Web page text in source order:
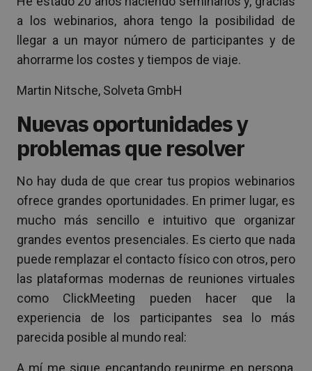
a los webinarios, ahora tengo la posibilidad de
llegar a un mayor número de participantes y de
ahorrarme los costes y tiempos de viaje.
Martin Nitsche, Solveta GmbH
Nuevas oportunidades y
problemas que resolver
No hay duda de que crear tus propios webinarios
ofrece grandes oportunidades. En primer lugar, es
mucho más sencillo e intuitivo que organizar
grandes eventos presenciales. Es cierto que nada
puede remplazar el contacto físico con otros, pero
las plataformas modernas de reuniones virtuales
como ClickMeeting pueden hacer que la
experiencia de los participantes sea lo más
parecida posible al mundo real:
A mí me sigue encantando reunirme en persona,